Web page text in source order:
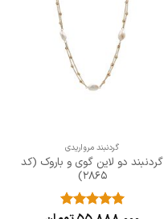
گردنبند مرواریدی
گردنبند دو لاین گوی و باروک (کد
2865)